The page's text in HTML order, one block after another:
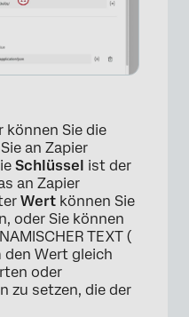
×
können Sie die
an Zapier
Schlüssel ist der
an Zapier
Wert können Sie
oder Sie können
TEXT (
den Wert gleich
oder
zu setzen, die der